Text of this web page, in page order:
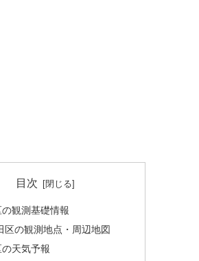
目次
の観測基礎情報
区の観測地点・周辺地図
の天気予報